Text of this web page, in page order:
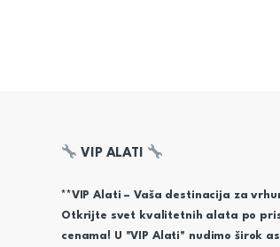
VIP ALATI
**VIP Alati – Vaša destinacija za
Otkrijte svet kvalitetnih alata po
cenama! U "VIP Alati" nudimo širok